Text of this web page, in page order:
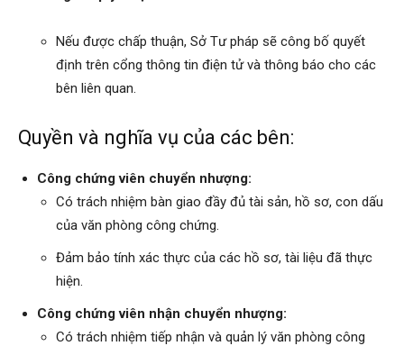
Nếu được chấp thuận, Sở Tư pháp sẽ công bố quyết
định trên cổng thông tin điện tử và thông báo cho các
bên liên quan.
Quyền và nghĩa vụ của các bên:
Công chứng viên chuyển nhượng:
Có trách nhiệm bàn giao đầy đủ tài sản, hồ sơ, con dấu
của văn phòng công chứng.
Đảm bảo tính xác thực của các hồ sơ, tài liệu đã thực
hiện.
Công chứng viên nhận chuyển nhượng:
Có trách nhiệm tiếp nhận và quản lý văn phòng công